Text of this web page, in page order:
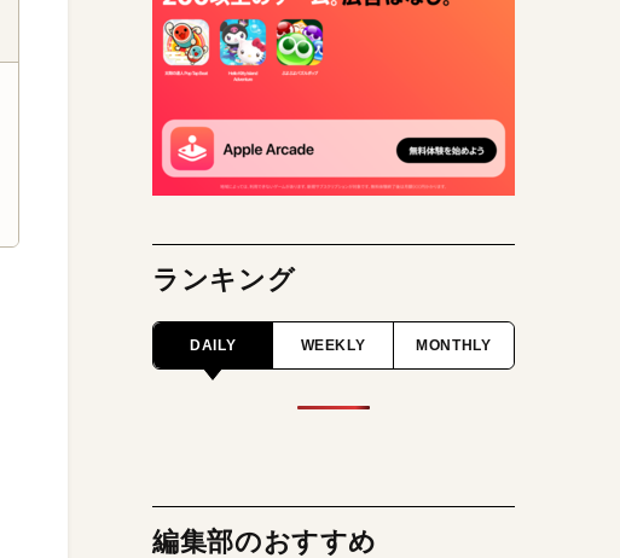
ランキング
DAILY WEEKLY MONTHLY
編集部のおすすめ